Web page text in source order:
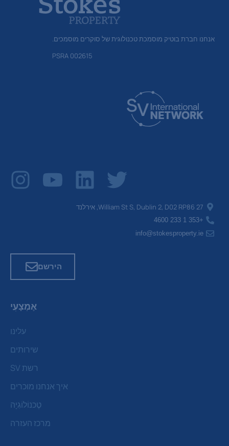
אנחנו חברת בוטיק מוסמכת טכנולוגית של סוקרים מוסמכים.
PSRA 002615
אֶמְצָעִי
עלינו
שירותים
רשת SV
איך אנחנו מוכרים
טֶכנוֹלוֹגִיָה
מרכז העזרה
27 William St S, Dublin 2, D02 RP86, אירלנד
+353 1 233 4600
info@stokesproperty.ie
הירשם